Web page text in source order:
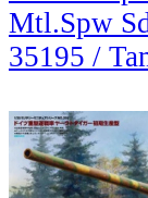
Mtl.Spw
35195 /